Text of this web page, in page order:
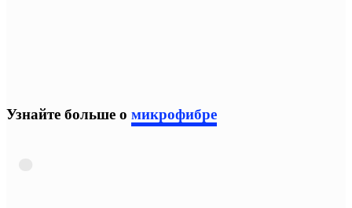
Узнайте больше о микрофибре